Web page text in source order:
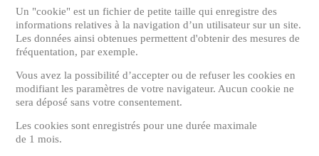
Un "cookie" est un fichier de petite taille qui enregistre des
informations relatives à la navigation d’un utilisateur sur un site.
Les données ainsi obtenues permettent d'obtenir des mesures de
fréquentation, par exemple.
Vous avez la possibilité d’accepter ou de refuser les cookies en
modifiant les paramètres de votre navigateur. Aucun cookie ne
sera déposé sans votre consentement.
Les cookies sont enregistrés pour une durée maximale
de 1 mois.